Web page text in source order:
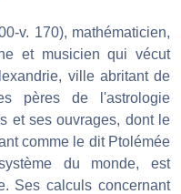
v. 170), mathématicien,
et musicien qui vécut
ville abritant de
pères de l'astrologie
et ses ouvrages, dont le
comme le dit Ptolémée
du monde, est
Ses calculs concernant